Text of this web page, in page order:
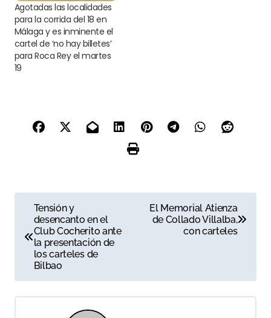
Agotadas las localidades
para la corrida del 18 en
Málaga y es inminente el
cartel de ‘no hay billetes’
para Roca Rey el martes
19
a
e
g
Tensión y
desencanto en el
Club Cocherito ante
la presentación de
los carteles de
Bilbao
El Memorial Atienza
de Collado Villalba,
con carteles